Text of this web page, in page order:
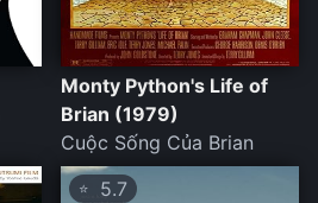
Monty Python's Life of
Brian (1979)
Cuộc Sống Của Brian
⭐ 5.7